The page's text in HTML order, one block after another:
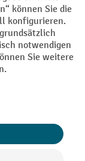
und ggf.
gilt nicht auf
einmalig bei
Lager, Umwelt,